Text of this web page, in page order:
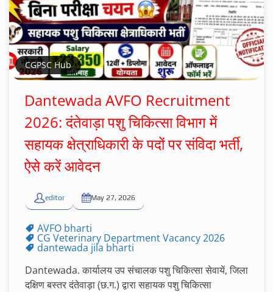
CGPSC Hub
Dantewada AVFO Recruitment
2026: दंतेवाड़ा पशु चिकित्सा विभाग में
सहायक क्षेत्राधिकारी के पदों पर संविदा भर्ती,
ऐसे करें आवेदन
editor May 27, 2026
AVFO bharti
CG Veterinary Department Vacancy 2026
dantewada jila bharti
Dantewada. कार्यालय उप संचालक पशु चिकित्सा सेवायें, जिला
दक्षिण बस्तर दंतेवाड़ा (छ.ग.) द्वारा सहायक पशु चिकित्सा